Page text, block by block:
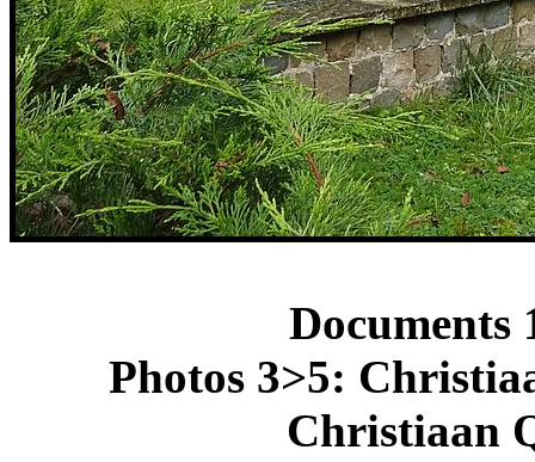
Documents
Photos 3>5:
Christiaan